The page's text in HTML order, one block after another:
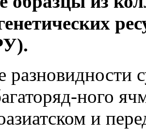
разновидности
ного
и